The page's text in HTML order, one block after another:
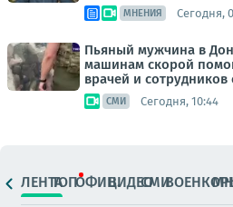
МНЕНИЯ Сегодня,
Пьяный мужчина в
машинам скорой
врачей и
СМИ Сегодня, 10:44
ЛЕНТАТОПОФИЦ.ВИДЕОСМИ